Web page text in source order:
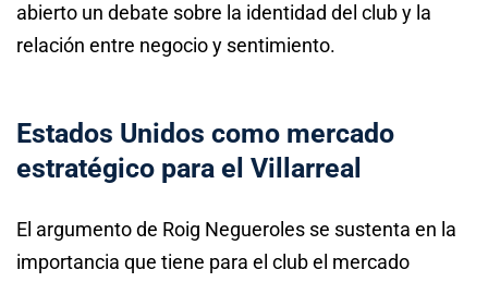
abierto un debate sobre la identidad del club y la
relación entre negocio y sentimiento.
Estados Unidos como mercado
estratégico para el Villarreal
El argumento de Roig Negueroles se sustenta en la
importancia que tiene para el club el mercado